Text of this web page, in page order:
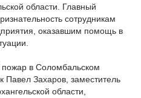
области. Главный
сотрудникам
оказавшим помощь в
в Соломбальском
Павел Захаров, заместитель
области,